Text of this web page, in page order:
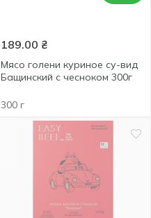
189.00 ₴
Мясо голени куриное су-вид
Бащинский с чесноком 300г
300 г